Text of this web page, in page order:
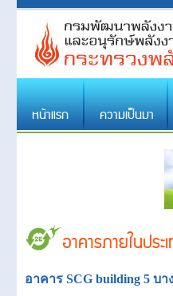
หน้าแรก ความเป็นมา
อาคารภายในประ
อาคาร SCG building 5 บา